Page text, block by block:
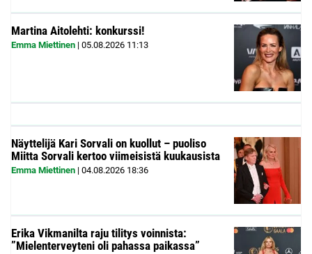
Martina Aitolehti: konkurssi!
Emma Miettinen | 05.08.2026 11:13
Näyttelijä Kari Sorvali on kuollut – puoliso
Miitta Sorvali kertoo viimeisistä kuukausista
Emma Miettinen | 04.08.2026 18:36
Erika Vikmanilta raju tilitys voinnista:
”Mielenterveyteni oli pahassa paikassa”